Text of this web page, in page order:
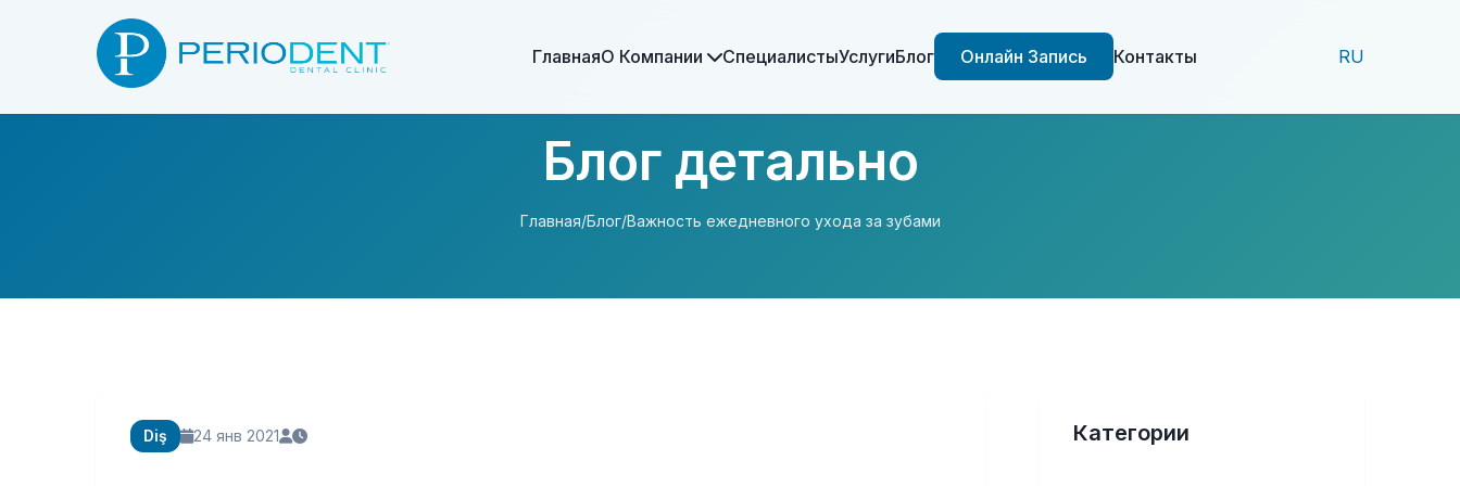
ГлавнаяО Компании СпециалистыУслугиБлог Онлайн Запись Контакты RU
Блог детально
Главная/Блог/Важность ежедневного ухода за зубами
Diş 24 янв 2021 Категории